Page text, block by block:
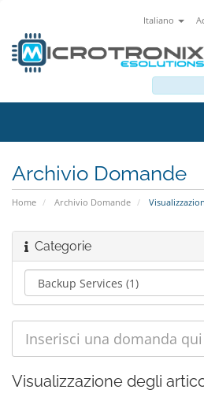
Italiano
Archivio Domande
Home Archivio Domande
Categorie
Visualizzazione degli